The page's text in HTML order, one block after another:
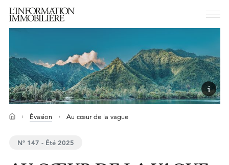
Évasion Au cœur de la vague
N° 147 - Été 2025